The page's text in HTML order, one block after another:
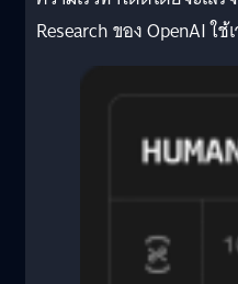
Research ของ OpenAI ใช้